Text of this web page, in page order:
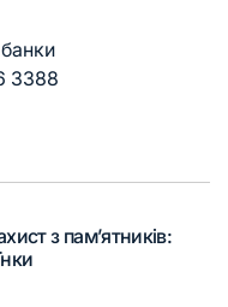
3388
з пам’ятників: